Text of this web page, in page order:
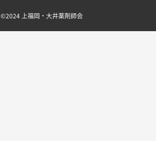
©2024 上福岡・大井薬剤師会